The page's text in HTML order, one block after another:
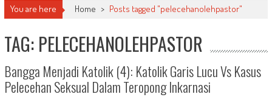
You are here Home > Posts tagged "pelecehanolehpastor"
TAG: PELECEHANOLEHPASTOR
Bangga Menjadi Katolik (4): Katolik Garis Lucu Vs Kasus
Pelecehan Seksual Dalam Teropong Inkarnasi